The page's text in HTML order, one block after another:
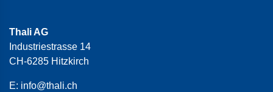
Thali AG
Industriestrasse 14
CH-6285 Hitzkirch
E: info@thali.ch